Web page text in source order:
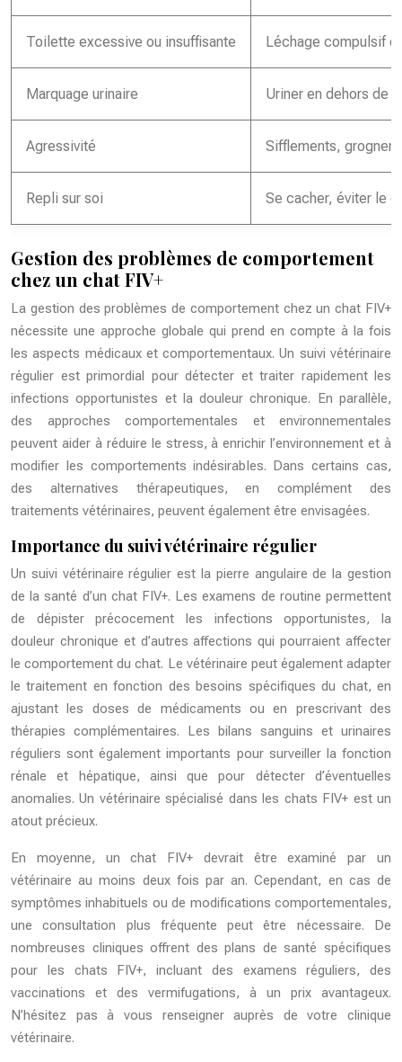
Toilette excessive ou insuffisante Léchage compulsif
Marquage urinaire Uriner en dehors de
Agressivité Sifflements,
Repli sur soi Se cacher, éviter le
Gestion des problèmes de comportement
chez un chat FIV+
La gestion des problèmes de comportement chez un chat FIV+
nécessite une approche globale qui prend en compte à la fois
les aspects médicaux et comportementaux. Un suivi vétérinaire
régulier est primordial pour détecter et traiter rapidement les
infections opportunistes et la douleur chronique. En parallèle,
des approches comportementales et environnementales
peuvent aider à réduire le stress, à enrichir l’environnement et à
modifier les comportements indésirables. Dans certains cas,
des alternatives thérapeutiques, en complément des
traitements vétérinaires, peuvent également être envisagées.
Importance du suivi vétérinaire régulier
Un suivi vétérinaire régulier est la pierre angulaire de la gestion
de la santé d’un chat FIV+. Les examens de routine permettent
de dépister précocement les infections opportunistes, la
douleur chronique et d’autres affections qui pourraient affecter
le comportement du chat. Le vétérinaire peut également adapter
le traitement en fonction des besoins spécifiques du chat, en
ajustant les doses de médicaments ou en prescrivant des
thérapies complémentaires. Les bilans sanguins et urinaires
réguliers sont également importants pour surveiller la fonction
rénale et hépatique, ainsi que pour détecter d’éventuelles
anomalies. Un vétérinaire spécialisé dans les chats FIV+ est un
atout précieux.
En moyenne, un chat FIV+ devrait être examiné par un
vétérinaire au moins deux fois par an. Cependant, en cas de
symptômes inhabituels ou de modifications comportementales,
une consultation plus fréquente peut être nécessaire. De
nombreuses cliniques offrent des plans de santé spécifiques
pour les chats FIV+, incluant des examens réguliers, des
vaccinations et des vermifugations, à un prix avantageux.
N’hésitez pas à vous renseigner auprès de votre clinique
vétérinaire.